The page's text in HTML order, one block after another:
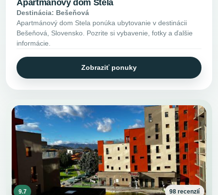
Apartmánový dom Stela
Destinácia: Bešeňová
Apartmánový dom Stela ponúka ubytovanie v destinácii
Bešeňová, Slovensko. Pozrite si vybavenie, fotky a ďalšie
informácie.
Zobraziť ponuky
9.7 98 recenzií